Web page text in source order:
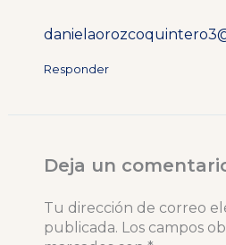
Responder
Deja un
Tu dirección de correo
publicada. Los campos